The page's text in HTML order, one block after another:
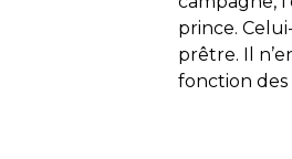
prince.
prêtre. Il
fonction des